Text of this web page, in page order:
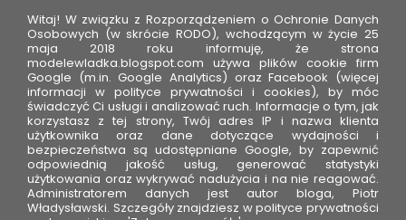
Witaj! W związku z Rozporządzeniem o Ochronie Danych
Osobowych (w skrócie RODO), wchodzącym w życie 25
maja 2018 roku informuję, że strona
modelewladka.blogspot.com używa plików cookie firm
Google (m.in. Google Analytics) oraz Facebook (więcej
informacji w polityce prywatności i cookies), by móc
świadczyć Ci usługi i analizować ruch. Informacje o tym, jak
korzystasz z tej strony, Twój adres IP i nazwa klienta
użytkownika oraz dane dotyczące wydajności i
bezpieczeństwa są udostępniane Google, by zapewnić
odpowiednią jakość usług, generować statystyki
użytkowania oraz wykrywać nadużycia i na nie reagować.
Administratorem danych jest autor bloga, Piotr
Władysławski. Szczegóły znajdziesz w polityce prywatności